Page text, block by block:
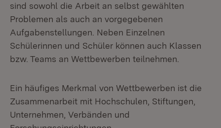
sind sowohl die Arbeit an selbst gewählten
Problemen als auch an vorgegebenen
Aufgabenstellungen. Neben Einzelnen
Schülerinnen und Schüler können auch Klassen
bzw. Teams an Wettbewerben teilnehmen.
Ein häufiges Merkmal von Wettbewerben ist die
Zusammenarbeit mit Hochschulen, Stiftungen,
Unternehmen, Verbänden und